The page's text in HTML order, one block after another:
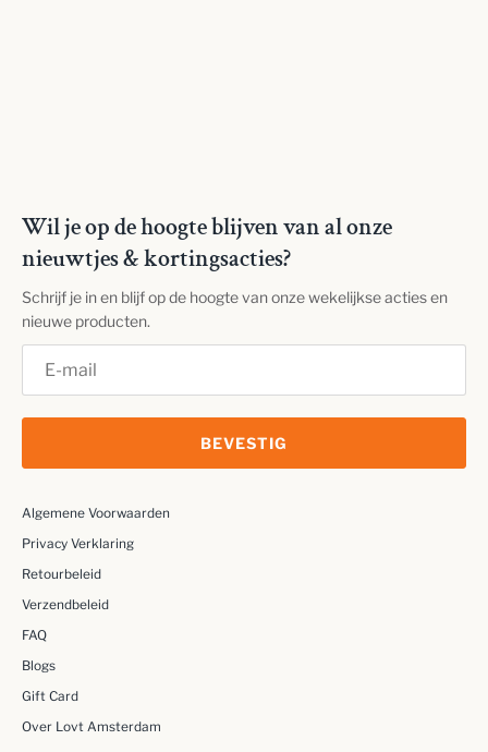
Wil je op de hoogte blijven van al onze
nieuwtjes & kortingsacties?
Schrijf je in en blijf op de hoogte van onze wekelijkse acties en
nieuwe producten.
BEVESTIG
Algemene Voorwaarden
Privacy Verklaring
Retourbeleid
Verzendbeleid
FAQ
Blogs
Gift Card
Over Lovt Amsterdam